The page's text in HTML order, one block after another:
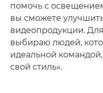
помочь с
вы сможете
видеопродукции.
выбираю людей,
идеальной
свой стиль».